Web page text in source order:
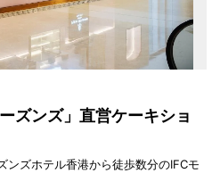
ズンズ」直営ケーキショ
ンズホテル香港から徒歩数分のIFCモ